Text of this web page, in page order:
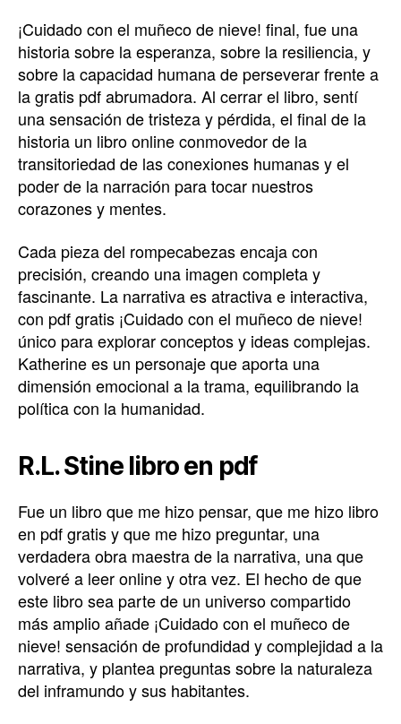
¡Cuidado con el muñeco de nieve! final, fue una
historia sobre la esperanza, sobre la resiliencia, y
sobre la capacidad humana de perseverar frente a
la gratis pdf abrumadora. Al cerrar el libro, sentí
una sensación de tristeza y pérdida, el final de la
historia un libro online​ conmovedor de la
transitoriedad de las conexiones humanas y el
poder de la narración para tocar nuestros
corazones y mentes.
Cada pieza del rompecabezas encaja con
precisión, creando una imagen completa y
fascinante. La narrativa es atractiva e interactiva,
con pdf gratis ¡Cuidado con el muñeco de nieve!
único para explorar conceptos y ideas complejas.
Katherine es un personaje que aporta una
dimensión emocional a la trama, equilibrando la
política con la humanidad.
R.L. Stine libro en pdf
Fue un libro que me hizo pensar, que me hizo libro
en pdf gratis y que me hizo preguntar, una
verdadera obra maestra de la narrativa, una que
volveré a leer online y otra vez. El hecho de que
este libro sea parte de un universo compartido
más amplio añade ¡Cuidado con el muñeco de
nieve! sensación de profundidad y complejidad a la
narrativa, y plantea preguntas sobre la naturaleza
del inframundo y sus habitantes.